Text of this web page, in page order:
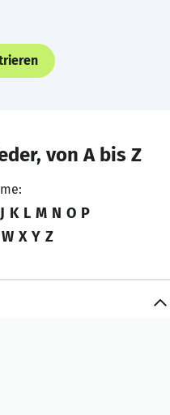
von A bis Z
J K L M N O P
W X Y Z